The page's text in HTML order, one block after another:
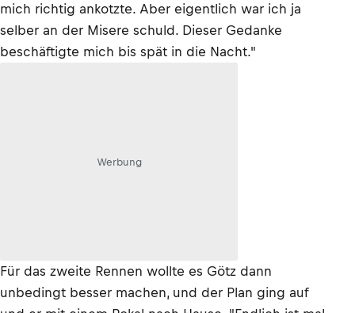
mich richtig ankotzte. Aber eigentlich war ich ja
selber an der Misere schuld. Dieser Gedanke
beschäftigte mich bis spät in die Nacht."
Werbung
Für das zweite Rennen wollte es Götz dann
unbedingt besser machen, und der Plan ging auf